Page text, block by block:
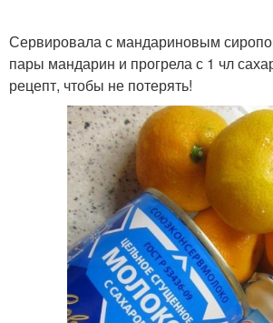
Сервировала с мандариновым
пары мандарин и прогрела с 1 чл
рецепт, чтобы не потерять!